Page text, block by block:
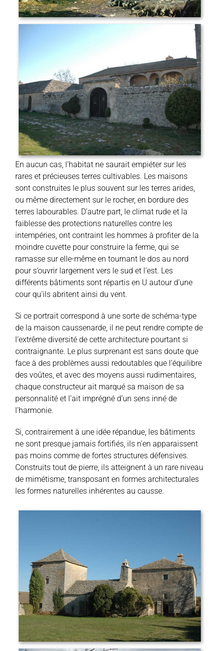
En aucun cas, l’habitat ne saurait empiéter sur les
rares et précieuses terres cultivables. Les maisons
sont construites le plus souvent sur les terres arides,
ou même directement sur le rocher, en bordure des
terres labourables. D’autre part, le climat rude et la
faiblesse des protections naturelles contre les
intempéries, ont contraint les hommes à profiter de la
moindre cuvette pour construire la ferme, qui se
ramasse sur elle-même en tournant le dos au nord
pour s’ouvrir largement vers le sud et l’est. Les
différents bâtiments sont répartis en U autour d’une
cour qu’ils abritent ainsi du vent.
Si ce portrait correspond à une sorte de schéma-type
de la maison caussenarde, il ne peut rendre compte de
l’extrême diversité de cette architecture pourtant si
contraignante. Le plus surprenant est sans doute que
face à des problèmes aussi redoutables que l’équilibre
des voûtes, et avec des moyens aussi rudimentaires,
chaque constructeur ait marqué sa maison de sa
personnalité et l’ait imprégné d’un sens inné de
l’harmonie.
Si, contrairement à une idée répandue, les bâtiments
ne sont presque jamais fortifiés, ils n’en apparaissent
pas moins comme de fortes structures défensives.
Construits tout de pierre, ils atteignent à un rare niveau
de mimétisme, transposant en formes architecturales
les formes naturelles inhérentes au causse.